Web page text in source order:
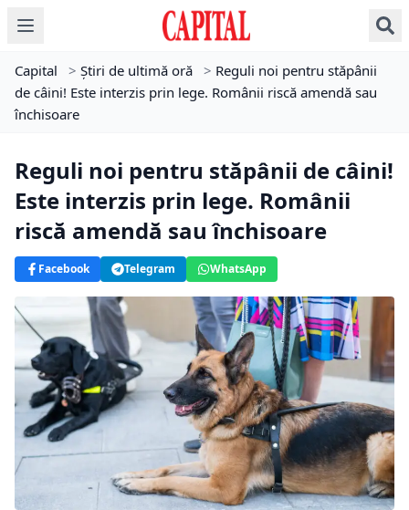
Capital > Știri de ultimă oră > Reguli noi pentru stăpânii
de câini! Este interzis prin lege. Românii riscă amendă sau
închisoare
Reguli noi pentru stăpânii de câini!
Este interzis prin lege. Românii
riscă amendă sau închisoare
Facebook Telegram WhatsApp